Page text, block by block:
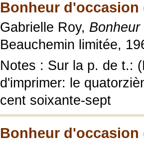
Bonheur d'occasion
Gabrielle Roy,
Beauchemin limitée,
Notes : Sur la p. de t.:
d'imprimer: le
cent soixante-sept
Bonheur d'occasion